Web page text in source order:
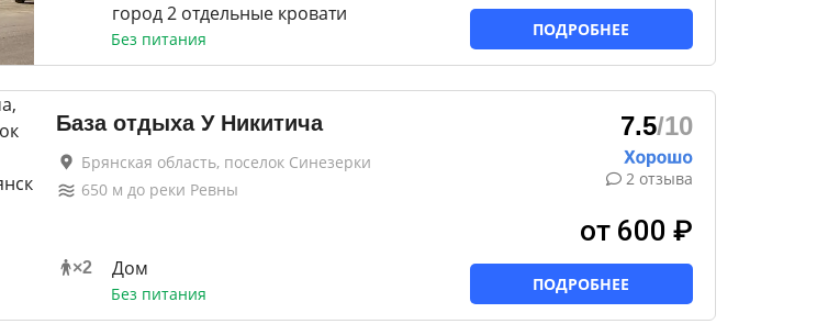
город 2 отдельные кровати
Без питания ПОДРОБНЕЕ
База отдыха У Никитича
Брянская область, поселок Синезерки
650м до реки Ревны
×2 Дом
Без питания
7.5/10
2 отзыва
от 600 ₽
ПОДРОБНЕЕ